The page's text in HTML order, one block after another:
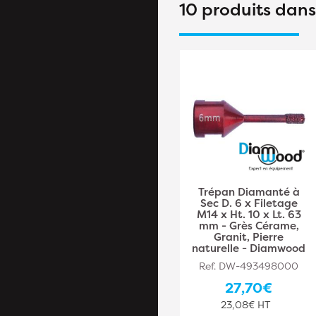
10 produits dans
Trépan Diamanté à
Sec D. 6 x Filetage
M14 x Ht. 10 x Lt. 63
mm - Grès Cérame,
Granit, Pierre
naturelle - Diamwood
Ref. DW-493498000
27,70€
23,08€ HT